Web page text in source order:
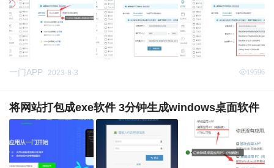
一门APP 2023-8-3 19596
将网站打包成exe软件 3分钟生成windows桌面软件